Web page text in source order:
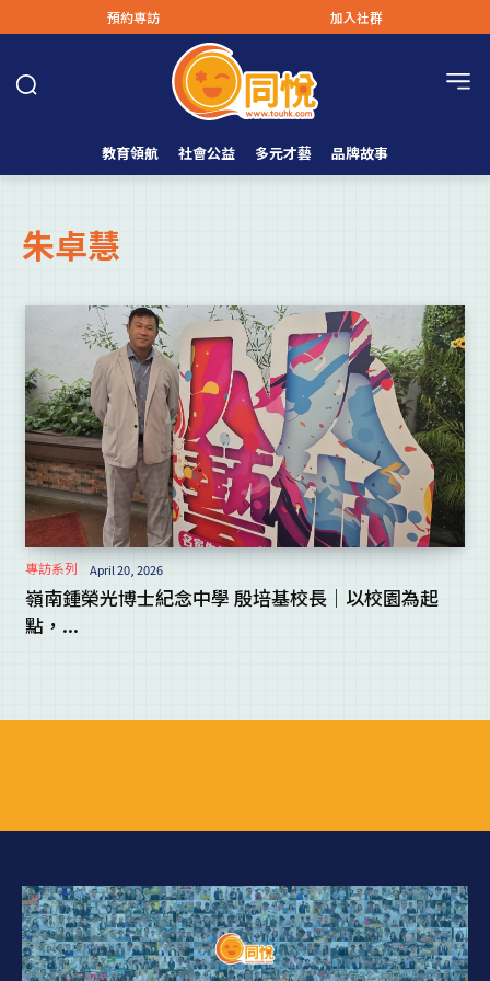
預約專訪 加入社群
教育領航 社會公益 多元才藝 品牌故事
朱卓慧
專訪系列 April 20, 2026
嶺南鍾榮光博士紀念中學 殷培基校長｜以校園為起
點，...